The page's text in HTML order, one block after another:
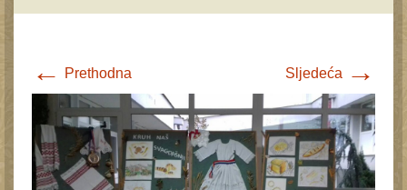
← Prethodna Sljedeća →